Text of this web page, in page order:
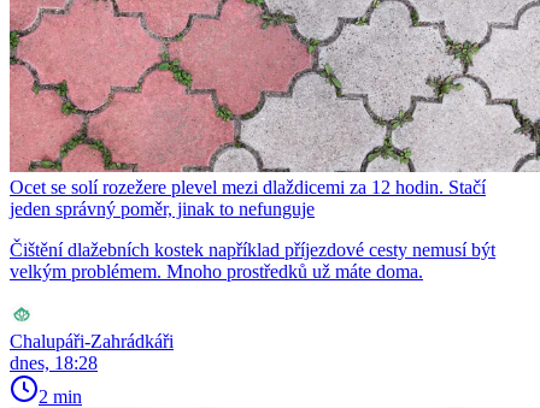
Ocet se solí rozežere plevel mezi dlaždicemi za 12 hodin. Stačí
jeden správný poměr, jinak to nefunguje
Čištění dlažebních kostek například příjezdové cesty nemusí být
velkým problémem. Mnoho prostředků už máte doma.
Chalupáři-Zahrádkáři
dnes, 18:28
2 min